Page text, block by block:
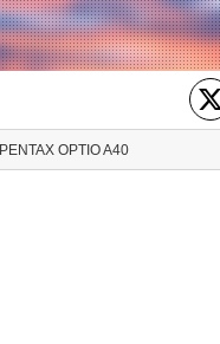
PENTAX OPTIO A40